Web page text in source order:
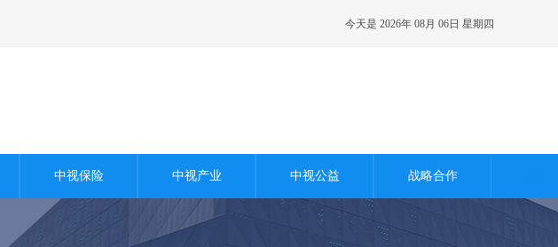
今天是 2026年 08月 06日 星期四
中视保险 中视产业 中视公益 战略合作